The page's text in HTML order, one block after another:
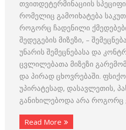
თვითდეტერმინაციის
რომელიც გამოიხატება
როგორც ჩადენილი
შედეგების მიზეზი, –
უნარის შემეცნებასა და
ცვლილებათა მიზეზი
და პირად ცხოვრებაში.
უპირატესად, დასავლეთის,
განიხილებოდა არა როგორც
Read More